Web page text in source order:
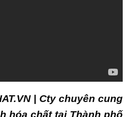
| Cty chuyên cung
hóa chất tại Thành phố